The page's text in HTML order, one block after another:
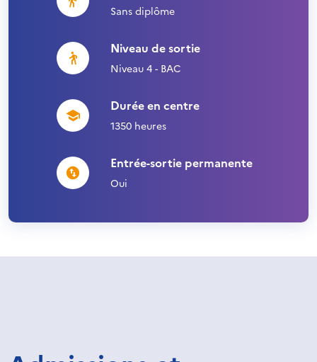
Sans diplôme
Niveau de sortie
Niveau 4 - BAC
Durée en centre
1350 heures
Entrée-sortie permanente
Oui